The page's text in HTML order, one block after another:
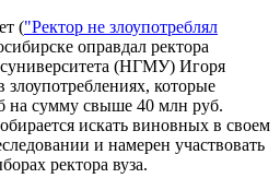
("Ректор не злоупотреблял
оправдал ректора
(НГМУ) Игоря
которые
на сумму свыше 40 млн руб.
искать виновных в своем
и намерен участвовать
ректора вуза.